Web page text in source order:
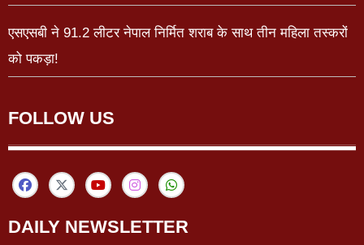
एसएसबी ने 91.2 लीटर नेपाल निर्मित शराब के साथ तीन महिला तस्करों
को पकड़ा!
FOLLOW US
DAILY NEWSLETTER